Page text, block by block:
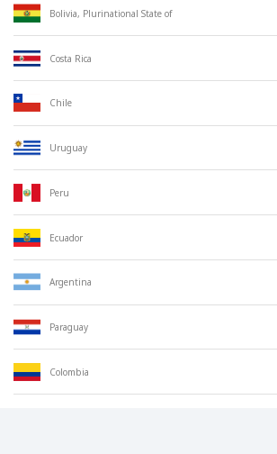
Bolivia, Plurinational State of
Costa Rica
Chile
Uruguay
Peru
Ecuador
Argentina
Paraguay
Colombia